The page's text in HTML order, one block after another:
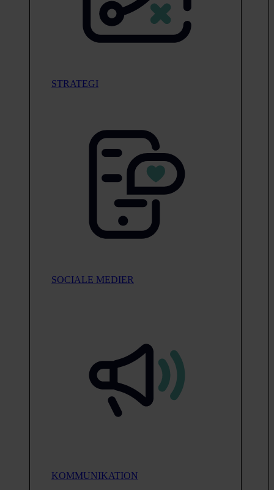
STRATEGI
SOCIALE MEDIER
KOMMUNIKATION